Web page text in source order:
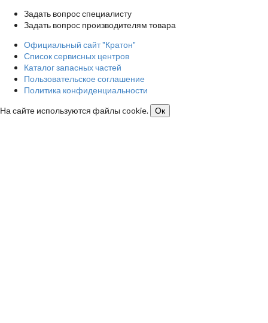
Задать вопрос специалисту
Задать вопрос производителям товара
Официальный сайт "Кратон"
Список сервисных центров
Каталог запасных частей
Пользовательское соглашение
Политика конфиденциальности
На сайте используются файлы cookie.
Ок